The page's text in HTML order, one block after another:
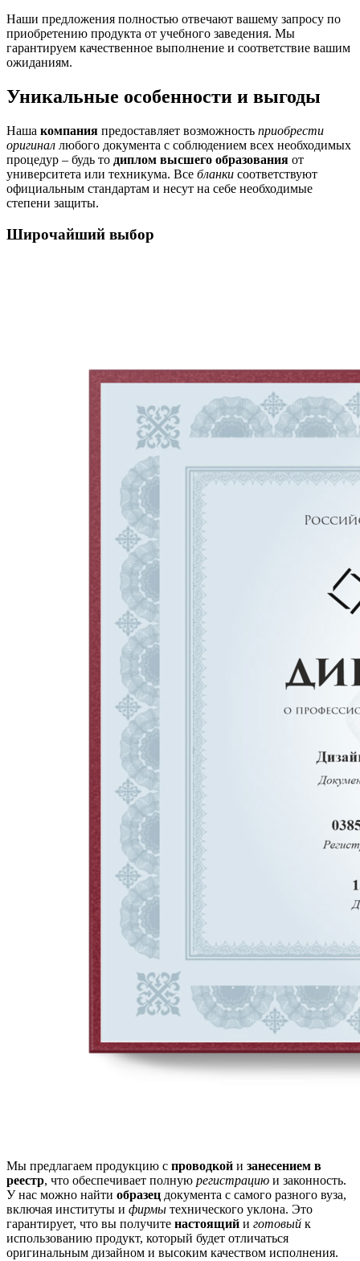
Наши предложения полностью отвечают вашему запросу по
приобретению продукта от учебного заведения. Мы
гарантируем качественное выполнение и соответствие вашим
ожиданиям.
Уникальные особенности и выгоды
Наша компания предоставляет возможность приобрести
оригинал любого документа с соблюдением всех необходимых
процедур – будь то диплом высшего образования от
университета или техникума. Все бланки соответствуют
официальным стандартам и несут на себе необходимые
степени защиты.
Широчайший выбор
Мы предлагаем продукцию с проводкой и занесением в
реестр, что обеспечивает полную регистрацию и законность.
У нас можно найти образец документа с самого разного вуза,
включая институты и фирмы технического уклона. Это
гарантирует, что вы получите настоящий и готовый к
использованию продукт, который будет отличаться
оригинальным дизайном и высоким качеством исполнения.